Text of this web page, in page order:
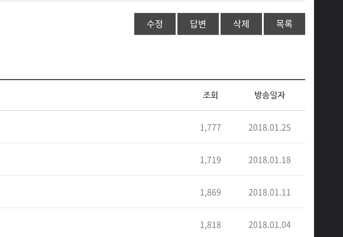
수정 답변 삭제 목록
조회 방송일자
1,777 2018.01.25
1,719 2018.01.18
1,869 2018.01.11
1,818 2018.01.04